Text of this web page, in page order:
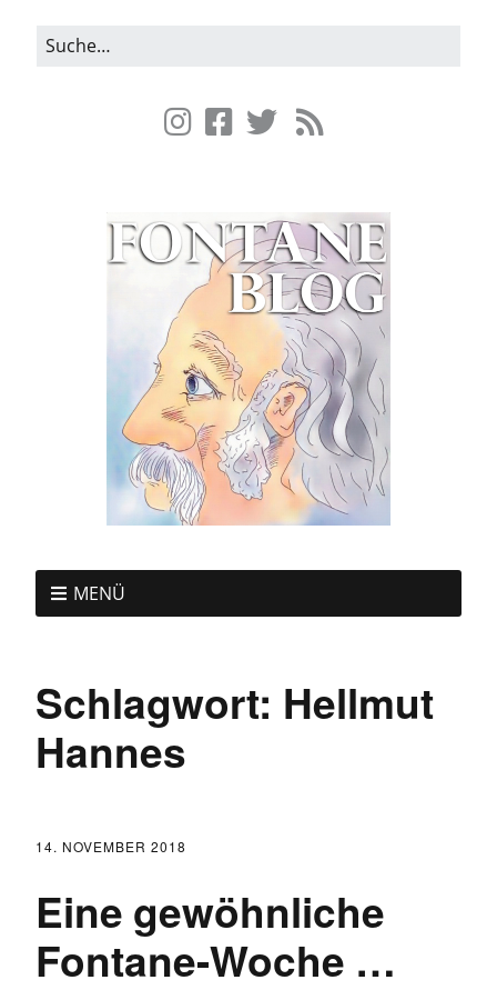
MENÜ
Schlagwort: Hellmut
Hannes
14. NOVEMBER 2018
Eine gewöhnliche
Fontane-Woche …